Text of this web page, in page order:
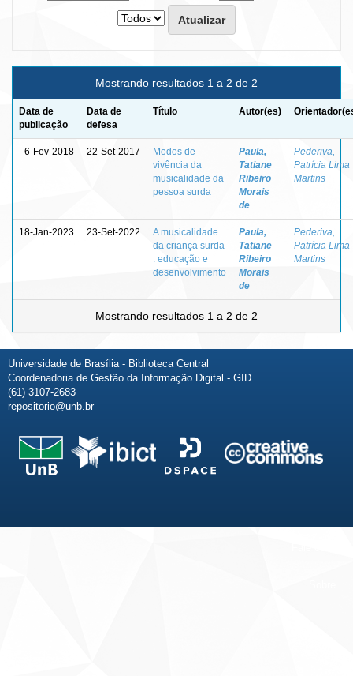
Mostrando resultados 1 a 2 de 2
Data de
publicação
Data de
defesa
Título Autor(es)
6-Fev-2018 22-Set-2017
Modos de
vivência da
musicalidade da
pessoa surda
Paula,
Tatiane
Ribeiro
Morais
de
Pederiva,
Patrícia Lima
Martins
18-Jan-2023 23-Set-2022
A musicalidade
da criança surda
: educação e
desenvolvimento
Paula,
Tatiane
Ribeiro
Morais
de
Pederiva,
Patrícia Lima
Martins
Mostrando resultados 1 a 2 de 2
Universidade de Brasília - Biblioteca Central
Coordenadoria de Gestão da Informação Digital - GID
(61) 3107-2683
repositorio@unb.br